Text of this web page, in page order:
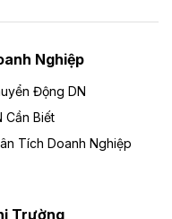
Bắc Giang do
Bắc Giang làm
sinh thái’
Nghiệp
Động DN
Cần Biết
Tích Doanh Nghiệp
Trường